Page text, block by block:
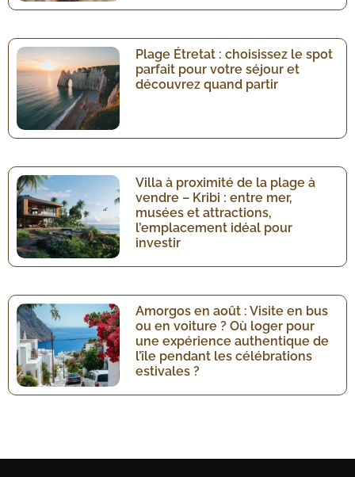
Plage Étretat : choisissez le spot
parfait pour votre séjour et
découvrez quand partir
Villa à proximité de la plage à
vendre – Kribi : entre mer,
musées et attractions,
l’emplacement idéal pour
investir
Amorgos en août : Visite en bus
ou en voiture ? Où loger pour
une expérience authentique de
l’île pendant les célébrations
estivales ?